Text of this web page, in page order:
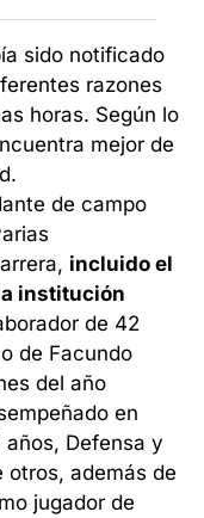
sido notificado
razones
horas. Según lo
mejor de
de campo
incluido el
institución
de 42
de Facundo
del año
en
años, Defensa y
además de
jugador de